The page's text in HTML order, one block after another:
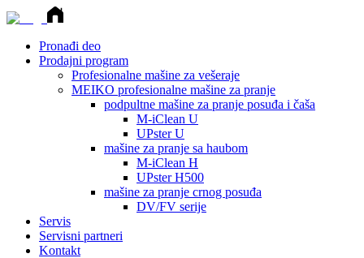
Pronađi deo
Prodajni program
Profesionalne mašine za vešeraje
MEIKO profesionalne mašine za pranje
podpultne mašine za pranje posuđa i čaša
M-iClean U
UPster U
mašine za pranje sa haubom
M-iClean H
UPster H500
mašine za pranje crnog posuđa
DV/FV serije
Servis
Servisni partneri
Kontakt